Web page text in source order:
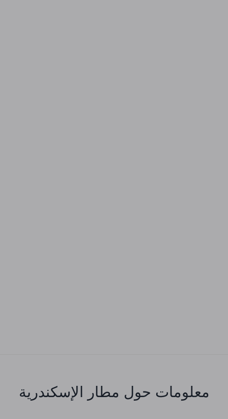
معلومات حول مطار الإسكندرية